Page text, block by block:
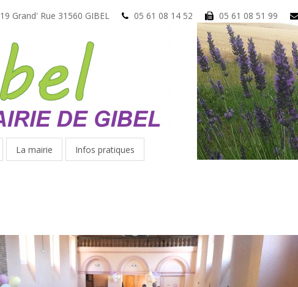
19 Grand' Rue 31560 GIBEL 05 61 08 14 52 05 61 08 51 99
La mairie Infos pratiques